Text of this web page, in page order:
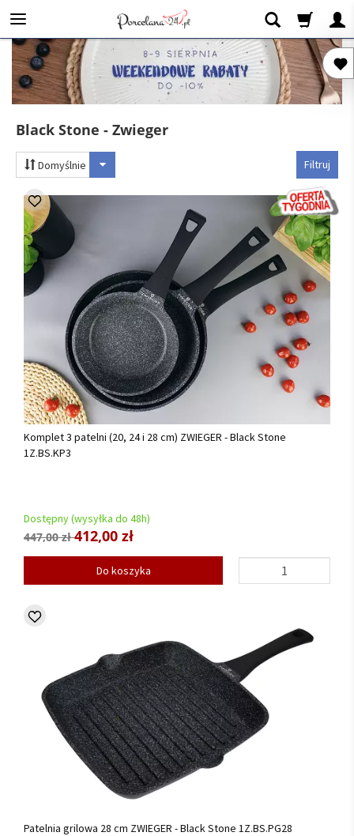
Black Stone - Zwieger
Filtruj
Domyślnie
Komplet 3 patelni (20, 24 i 28 cm) ZWIEGER - Black Stone
1Z.BS.KP3
Dostępny (wysyłka do 48h)
447,00 zł412,00 zł
Do koszyka
Patelnia grilowa 28 cm ZWIEGER - Black Stone 1Z.BS.PG28